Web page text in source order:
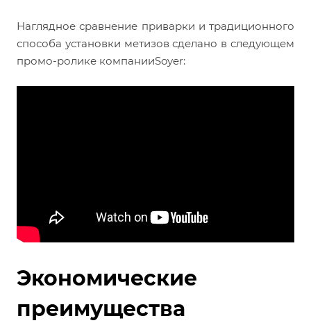
Наглядное сравнение приварки и традиционного
способа установки метизов сделано в следующем
промо-ролике компанииSoyer:
Экономические
преимущества